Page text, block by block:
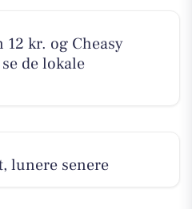
kr. og Cheasy
de lokale
lunere senere